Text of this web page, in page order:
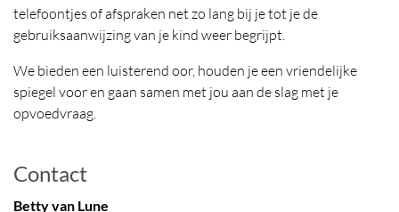
telefoontjes of afspraken net zo lang bij je tot je de
gebruiksaanwijzing van je kind weer begrijpt.
We bieden een luisterend oor, houden je een vriendelijke
spiegel voor en gaan samen met jou aan de slag met je
opvoedvraag.
Contact
Betty van Lune